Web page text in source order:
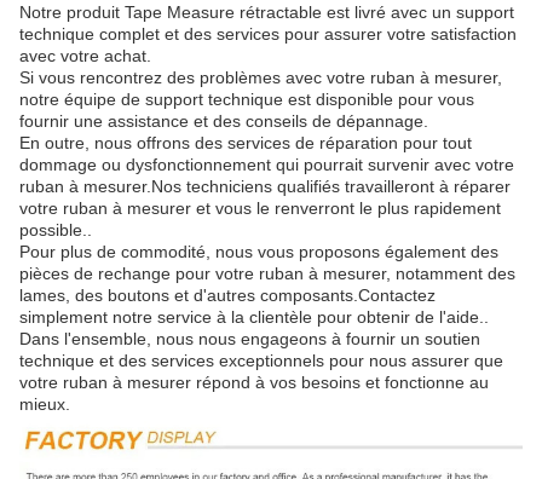
Notre produit Tape Measure rétractable est livré avec un support
technique complet et des services pour assurer votre satisfaction
avec votre achat.
Si vous rencontrez des problèmes avec votre ruban à mesurer,
notre équipe de support technique est disponible pour vous
fournir une assistance et des conseils de dépannage.
En outre, nous offrons des services de réparation pour tout
dommage ou dysfonctionnement qui pourrait survenir avec votre
ruban à mesurer.Nos techniciens qualifiés travailleront à réparer
votre ruban à mesurer et vous le renverront le plus rapidement
possible..
Pour plus de commodité, nous vous proposons également des
pièces de rechange pour votre ruban à mesurer, notamment des
lames, des boutons et d'autres composants.Contactez
simplement notre service à la clientèle pour obtenir de l'aide..
Dans l'ensemble, nous nous engageons à fournir un soutien
technique et des services exceptionnels pour nous assurer que
votre ruban à mesurer répond à vos besoins et fonctionne au
mieux.